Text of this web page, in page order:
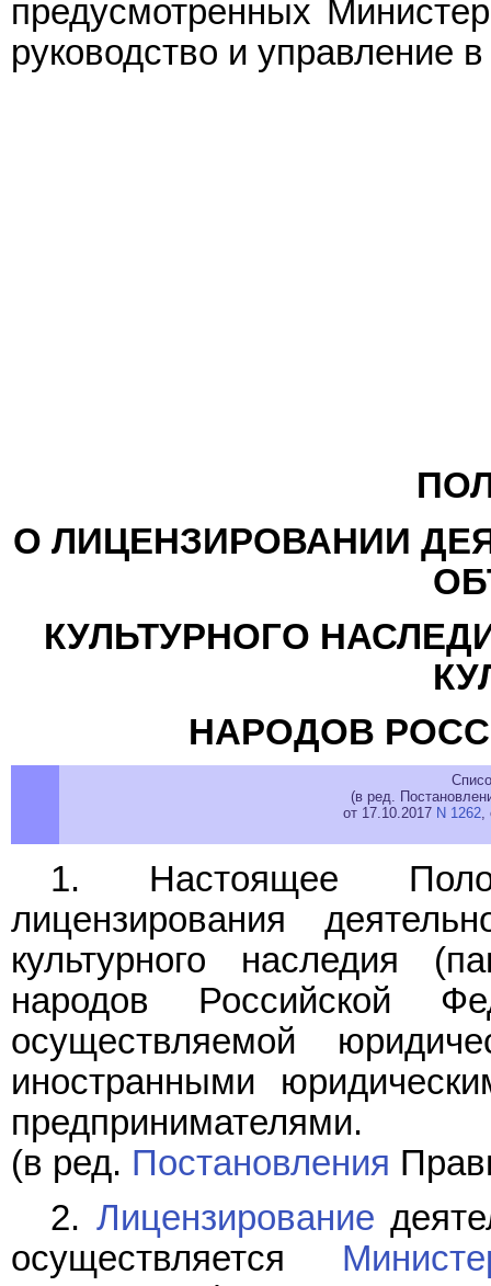
предусмотренных
руководство и управление
О ЛИЦЕНЗИРОВАНИИ
КУЛЬТУРНОГО
НАРОДОВ
(в ред.
от 17.10.2017 N 1262,
1. Настоящее
лицензирования
культурного наследия
народов Российской
осуществляемой
иностранными
предпринимателями.
(в ред. Постановления
2. Лицензирование
осуществляется